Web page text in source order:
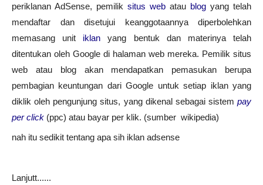
periklanan AdSense, pemilik situs web atau blog yang telah
mendaftar dan disetujui keanggotaannya diperbolehkan
memasang unit iklan yang bentuk dan materinya telah
ditentukan oleh Google di halaman web mereka. Pemilik situs
web atau blog akan mendapatkan pemasukan berupa
pembagian keuntungan dari Google untuk setiap iklan yang
diklik oleh pengunjung situs, yang dikenal sebagai sistem pay
per click (ppc) atau bayar per klik. (sumber wikipedia)
nah itu sedikit tentang apa sih iklan adsense
Lanjutt......